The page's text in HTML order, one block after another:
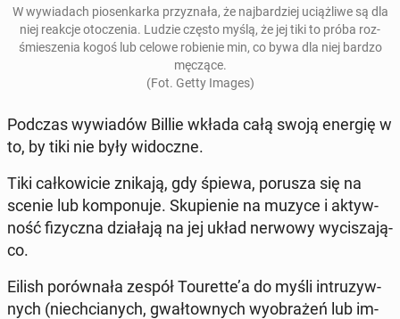
W wy­wia­dach pio­sen­kar­ka przy­zna­ła, że naj­bar­dziej uciąż­li­we są dla
niej reakcje oto­cze­nia. Ludzie często myślą, że jej tiki to próba roz­
śmie­sze­nia kogoś lub celowe ro­bie­nie min, co bywa dla niej bardzo
męczące.
(Fot. Getty Images)
Podczas wy­wia­dów Billie wkłada całą swoją energię w
to, by tiki nie były wi­docz­ne.
Tiki cał­ko­wi­cie znikają, gdy śpiewa, porusza się na
scenie lub kom­po­nu­je. Sku­pie­nie na muzyce i ak­tyw­
ność fi­zycz­na dzia­ła­ją na jej układ nerwowy wy­ci­sza­ją­
co.
Eilish po­rów­na­ła zespół To­uret­te’a do myśli in­tru­zyw­
nych (nie­chcia­nych, gwał­tow­nych wy­obra­żeń lub im­